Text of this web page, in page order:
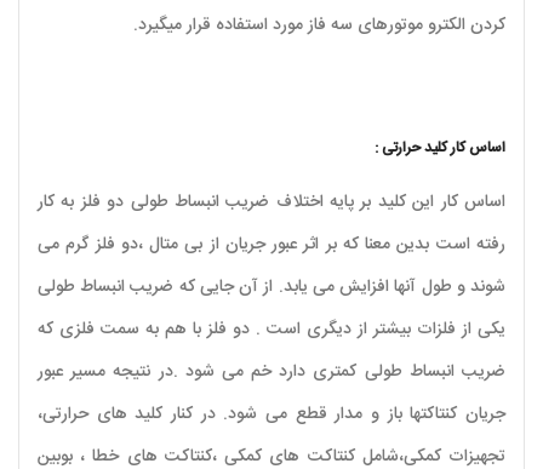
کردن الکترو موتور‌های سه فاز مورد استفاده قرار میگیرد.
اساس کار کلید حرارتی :
اساس کار این کلید بر پایه اختلاف ضریب انبساط طولی دو فلز به کار
رفته است بدین معنا که بر اثر عبور جریان از بی متال ،دو فلز گرم می
شوند و طول آنها افزایش می یابد. از آن جایی که ضریب انبساط طولی
یکی از فلزات بیشتر از دیگری است . دو فلز با هم به سمت فلزی که
ضریب انبساط طولی کمتری دارد خم می شود .در نتیجه مسیر عبور
جریان کنتاکتها باز و مدار قطع می شود. در کنار کلید های حرارتی،
تجهیزات کمکی،شامل کنتاکت های کمکی ،کنتاکت های خطا ، بوبین